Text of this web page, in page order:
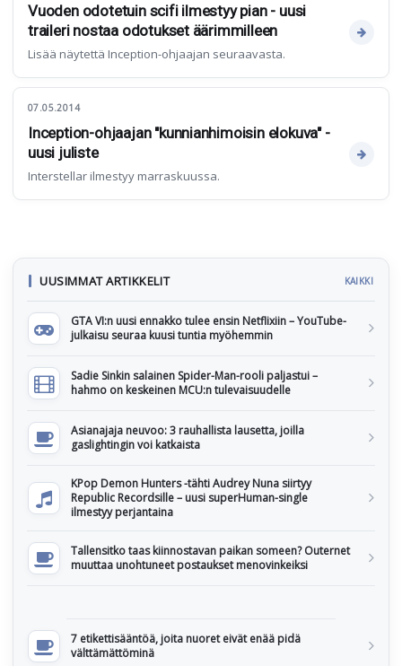
Vuoden odotetuin scifi ilmestyy pian - uusi
traileri nostaa odotukset äärimmilleen
Lisää näytettä Inception-ohjaajan seuraavasta.
07.05.2014
Inception-ohjaajan "kunnianhimoisin elokuva" -
uusi juliste
Interstellar ilmestyy marraskuussa.
UUSIMMAT ARTIKKELIT KAIKKI
GTA VI:n uusi ennakko tulee ensin Netflixiin – YouTube-
julkaisu seuraa kuusi tuntia myöhemmin
Sadie Sinkin salainen Spider-Man-rooli paljastui –
hahmo on keskeinen MCU:n tulevaisuudelle
Asianajaja neuvoo: 3 rauhallista lausetta, joilla
gaslightingin voi katkaista
KPop Demon Hunters -tähti Audrey Nuna siirtyy
Republic Recordsille – uusi superHuman-single
ilmestyy perjantaina
Tallensitko taas kiinnostavan paikan someen? Outernet
muuttaa unohtuneet postaukset menovinkeiksi
7 etikettisääntöä, joita nuoret eivät enää pidä
välttämättöminä